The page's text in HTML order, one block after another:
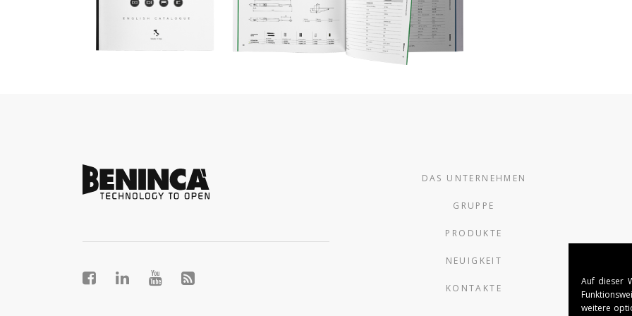
DAS UNTERNEHMEN
GRUPPE
PRODUKTE
NEUIGKEIT
KONTAKTE
Auf dieser
weitere